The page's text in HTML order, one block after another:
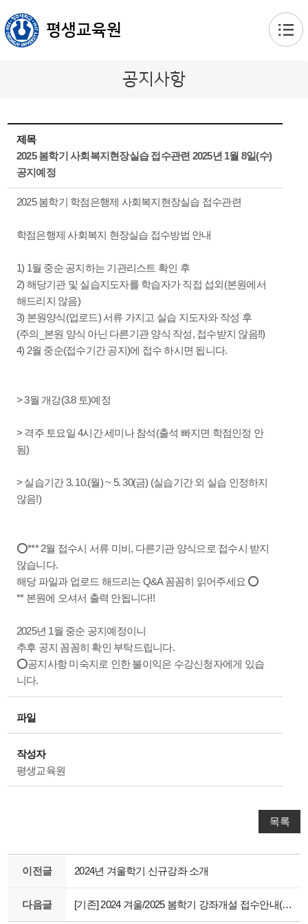
평생교육원
공지사항
제목
2025 봄학기 사회복지현장실습 접수관련 2025년 1월 8일(수)
공지예정
2025 봄학기 학점은행제 사회복지현장실습 접수관련
학점은행제 사회복지 현장실습 접수방법 안내
1) 1월 중순 공지하는 기관리스트 확인 후
2) 해당기관 및 실습지도자를 학습자가 직접 섭외(본원에서
해드리지 않음)
3) 본원양식(업로드) 서류 가지고 실습 지도자와 작성 후
(주의_본원 양식 아닌 다른기관 양식 작성, 접수받지 않음!!)
4) 2월 중순(접수기간 공지)에 접수 하시면 됩니다.
> 3월 개강(3.8 토)예정
> 격주 토요일 4시간 세미나 참석(출석 빠지면 학점인정 안
됨)
> 실습기간 3. 10.(월) ~ 5. 30(금) (실습기간 외 실습 인정하지
않음!)
⭕*** 2월 접수시 서류 미비, 다른기관 양식으로 접수시 받지
않습니다.
해당 파일과 업로드 해드리는 Q&A 꼼꼼히 읽어주세요 ⭕
** 본원에 오셔서 출력 안됩니다!!
2025년 1월 중순 공지예정이니
추후 공지 꼼꼼히 확인 부탁드립니다.
⭕공지사항 미숙지로 인한 불이익은 수강신청자에게 있습
니다.
파일
작성자
평생교육원
목록
이전글 2024년 겨울학기 신규강좌 소개
다음글 [기존] 2024 겨울/2025 봄학기 강좌개설 접수안내(~24.11.15까지)